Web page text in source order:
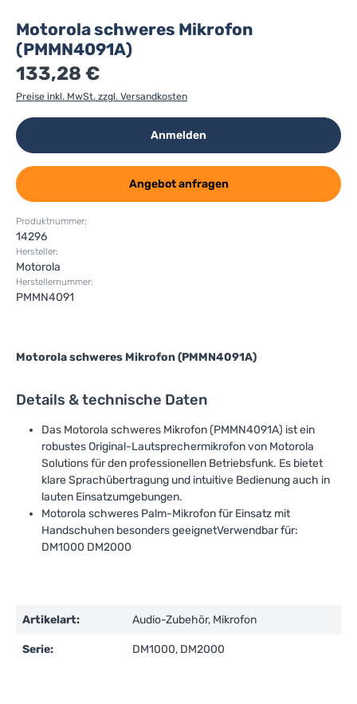
Motorola schweres Mikrofon
(PMMN4091A)
133,28 €
Preise inkl. MwSt. zzgl. Versandkosten
Anmelden
Angebot anfragen
Produktnummer:
14296
Hersteller:
Motorola
Herstellernummer:
PMMN4091
Motorola schweres Mikrofon (PMMN4091A)
Details & technische Daten
Das Motorola schweres Mikrofon (PMMN4091A) ist ein
robustes Original-Lautsprechermikrofon von Motorola
Solutions für den professionellen Betriebsfunk. Es bietet
klare Sprachübertragung und intuitive Bedienung auch in
lauten Einsatzumgebungen.
Motorola schweres Palm-Mikrofon für Einsatz mit
Handschuhen besonders geeignetVerwendbar für:
DM1000 DM2000
Artikelart: Audio-Zubehör, Mikrofon
Serie: DM1000, DM2000